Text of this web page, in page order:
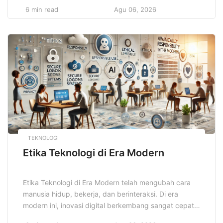
tempat lain. Setiap lokasi menawarkan panorama
berpasir putih, hingga hutan tropis yang rimbun.
Menyusuri alam membawa keajaiban tersendiri yang
meningkatkan kebahagiaan […]
6 min read Agu 06, 2026
TEKNOLOGI
Etika Teknologi di Era Modern
Etika Teknologi di Era Modern telah mengubah cara
manusia hidup, bekerja, dan berinteraksi. Di era
modern ini, inovasi digital berkembang sangat cepat,